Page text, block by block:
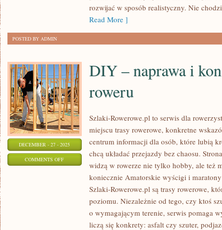
rozwijać w sposób realistyczny. Nie
Read More ]
POSTED BY ADMIN
DECEMBER - 27 - 2025
COMMENTS OFFON
DIY – naprawa i
roweru
Szlaki-Rowerowe.pl to serwis dla
miejscu trasy rowerowe, konkretne
centrum informacji dla osób, które lubią
chcą układać przejazdy bez chaosu.
widzą w rowerze nie tylko hobby, ale też
koniecznie Amatorskie wyścigi i
Szlaki-Rowerowe.pl są trasy rowerowe,
poziomu. Niezależnie od tego, czy ktoś
o wymagającym terenie, serwis pomaga
liczą się konkrety: asfalt czy szuter,